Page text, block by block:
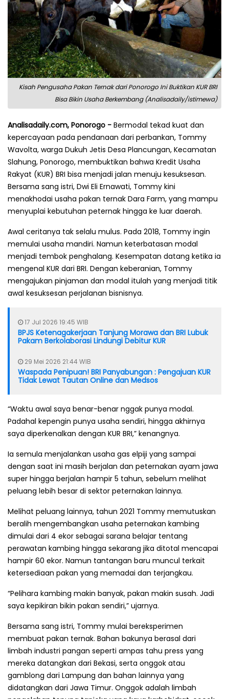
Kisah Pengusaha Pakan Ternak dari Ponorogo Ini Buktikan KUR BRI
Bisa Bikin Usaha Berkembang (Analisadaily/istimewa)
Analisadaily.com, Ponorogo - Bermodal tekad kuat dan
kepercayaan pada pendanaan dari perbankan, Tommy
Wavolta, warga Dukuh Jetis Desa Plancungan, Kecamatan
Slahung, Ponorogo, membuktikan bahwa Kredit Usaha
Rakyat (KUR) BRI bisa menjadi jalan menuju kesuksesan.
Bersama sang istri, Dwi Eli Ernawati, Tommy kini
menakhodai usaha pakan ternak Dara Farm, yang mampu
menyuplai kebutuhan peternak hingga ke luar daerah.
Awal ceritanya tak selalu mulus. Pada 2018, Tommy ingin
memulai usaha mandiri. Namun keterbatasan modal
menjadi tembok penghalang. Kesempatan datang ketika ia
mengenal KUR dari BRI. Dengan keberanian, Tommy
mengajukan pinjaman dan modal itulah yang menjadi titik
awal kesuksesan perjalanan bisnisnya.
17 Jul 2026 19:45 WIB
BPJS Ketenagakerjaan Tanjung Morawa dan BRI Lubuk
Pakam Berkolaborasi Lindungi Debitur KUR
29 Mei 2026 21:44 WIB
Waspada Penipuan! BRI Panyabungan : Pengajuan KUR
Tidak Lewat Tautan Online dan Medsos
“Waktu awal saya benar-benar nggak punya modal.
Padahal kepengin punya usaha sendiri, hingga akhirnya
saya diperkenalkan dengan KUR BRI,” kenangnya.
Ia semula menjalankan usaha gas elpiji yang sampai
dengan saat ini masih berjalan dan peternakan ayam jawa
super hingga berjalan hampir 5 tahun, sebelum melihat
peluang lebih besar di sektor peternakan lainnya.
Melihat peluang lainnya, tahun 2021 Tommy memutuskan
beralih mengembangkan usaha peternakan kambing
dimulai dari 4 ekor sebagai sarana belajar tentang
perawatan kambing hingga sekarang jika ditotal mencapai
hampir 60 ekor. Namun tantangan baru muncul terkait
ketersediaan pakan yang memadai dan terjangkau.
“Pelihara kambing makin banyak, pakan makin susah. Jadi
saya kepikiran bikin pakan sendiri,” ujarnya.
Bersama sang istri, Tommy mulai bereksperimen
membuat pakan ternak. Bahan bakunya berasal dari
limbah industri pangan seperti ampas tahu press yang
mereka datangkan dari Bekasi, serta onggok atau
gamblong dari Lampung dan bahan lainnya yang
didatangkan dari Jawa Timur. Onggok adalah limbah